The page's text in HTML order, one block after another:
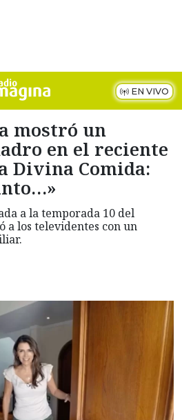
EN VIVO
mostró un
en el reciente
Divina Comida:
a la temporada 10 del
los televidentes con un